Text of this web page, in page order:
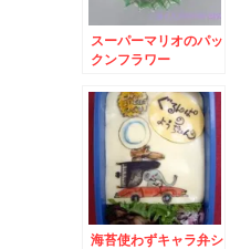
スーパーマリオのパッ
クンフラワー
海苔使わずキャラ弁シ